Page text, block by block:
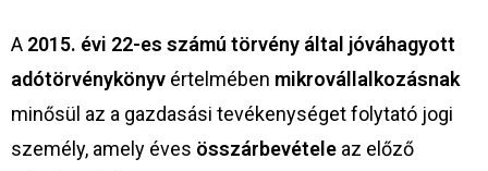
A 2015. évi 22-es számú törvény által jóváhagyott
adótörvénykönyv értelmében mikrovállalkozásnak
minősül az a gazdasási tevékenységet folytató jogi
személy, amely éves összárbevétele az előző